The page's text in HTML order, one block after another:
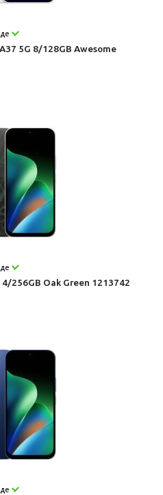
5G 8/128GB Awesome
256GB Oak Green 1213742